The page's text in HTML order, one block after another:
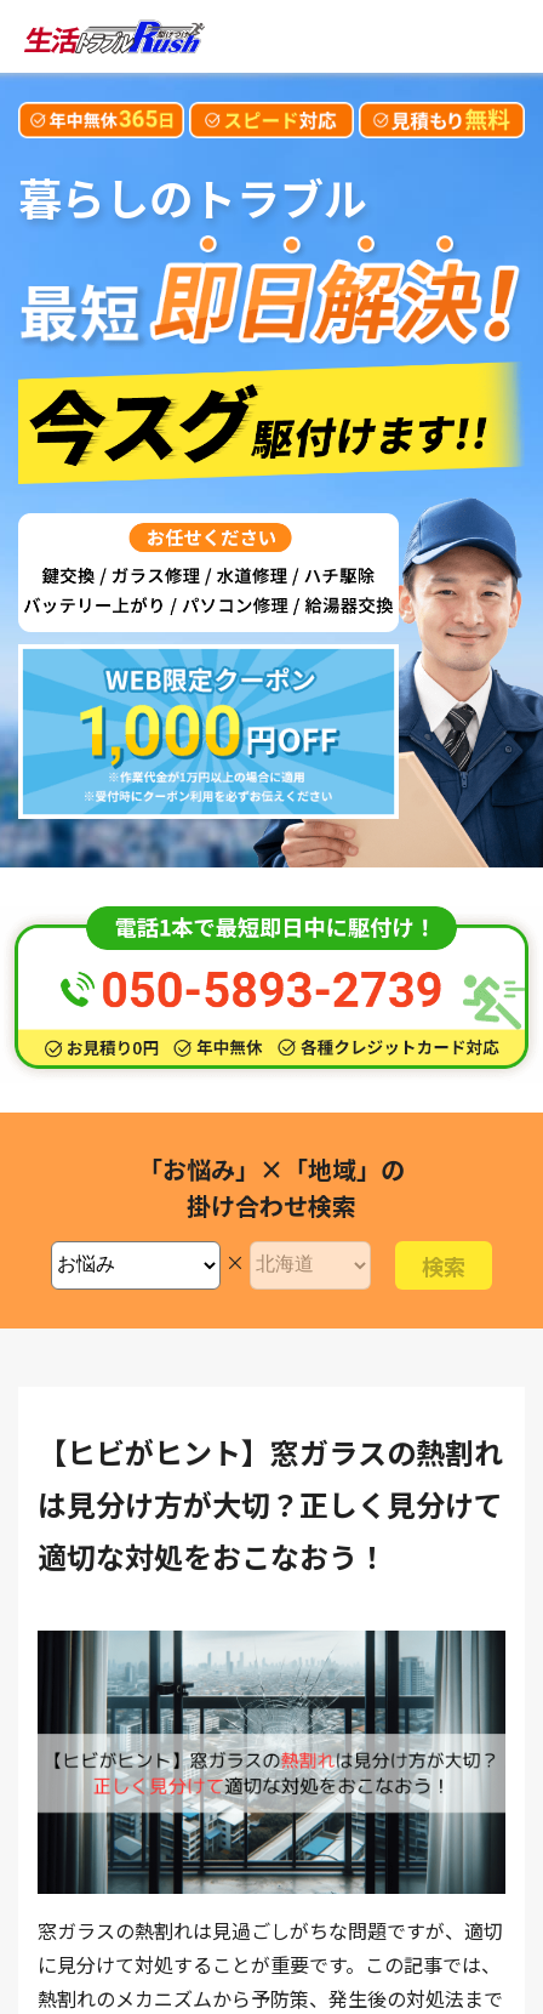
暮らしのトラブル
「お悩み」×「地域」の
掛け合わせ検索
×
【ヒビがヒント】窓ガラスの熱割れ
は見分け方が大切？正しく見分けて
適切な対処をおこなおう！
窓ガラスの熱割れは見過ごしがちな問題ですが、適切
に見分けて対処することが重要です。この記事では、
熱割れのメカニズムから予防策、発生後の対処法まで